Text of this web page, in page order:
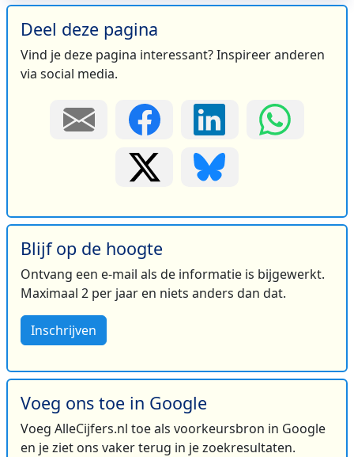
Deel deze pagina
Vind je deze pagina interessant? Inspireer anderen
via social media.
Blijf op de hoogte
Ontvang een e-mail als de informatie is bijgewerkt.
Maximaal 2 per jaar en niets anders dan dat.
Inschrijven
Voeg ons toe in Google
Voeg AlleCijfers.nl toe als voorkeursbron in Google
en je ziet ons vaker terug in je zoekresultaten.